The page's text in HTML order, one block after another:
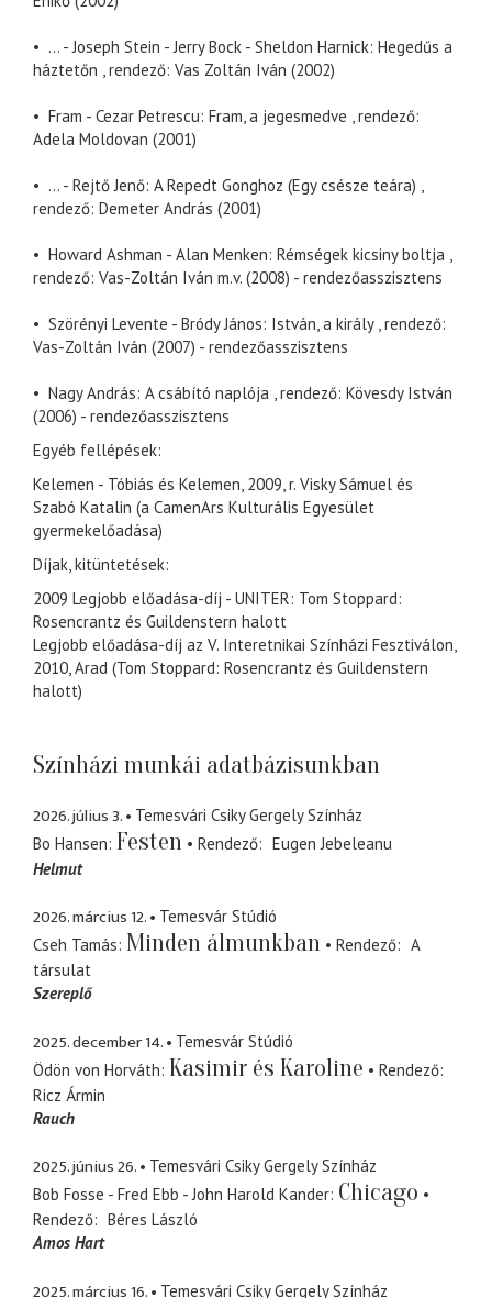
• ... - Joseph Stein - Jerry Bock - Sheldon Harnick: Hegedűs a
háztetőn , rendező: Vas Zoltán Iván (2002)
• Fram - Cezar Petrescu: Fram, a jegesmedve , rendező:
Adela Moldovan (2001)
• ... - Rejtő Jenő: A Repedt Gonghoz (Egy csésze teára) ,
rendező: Demeter András (2001)
• Howard Ashman - Alan Menken: Rémségek kicsiny boltja ,
rendező: Vas-Zoltán Iván m.v. (2008) - rendezőasszisztens
• Szörényi Levente - Bródy János: István, a király , rendező:
Vas-Zoltán Iván (2007) - rendezőasszisztens
• Nagy András: A csábító naplója , rendező: Kövesdy István
(2006) - rendezőasszisztens
Egyéb fellépések:
Kelemen - Tóbiás és Kelemen, 2009, r. Visky Sámuel és
Szabó Katalin (a CamenArs Kulturális Egyesület
gyermekelőadása)
Díjak, kitüntetések:
2009 Legjobb előadása-díj - UNITER: Tom Stoppard:
Rosencrantz és Guildenstern halott
Legjobb előadása-díj az V. Interetnikai Színházi Fesztiválon,
2010, Arad (Tom Stoppard: Rosencrantz és Guildenstern
halott)
Színházi munkái adatbázisunkban
2026. július 3.
Temesvári Csiky Gergely Színház
Bo Hansen Festen Rendező
Eugen Jebeleanu
Helmut
2026. március 12.
Temesvár Stúdió
Cseh Tamás Minden álmunkban Rendező
A
társulat
Szereplő
2025. december 14.
Temesvár Stúdió
Ödön von Horváth Kasimir és Karoline
Rendező
Ricz Ármin
Rauch
2025. június 26.
Temesvári Csiky Gergely Színház
Bob Fosse - Fred Ebb - John Harold Kander Chicago
Rendező
Béres László
Amos Hart
2025. március 16.
Temesvári Csiky Gergely Színház